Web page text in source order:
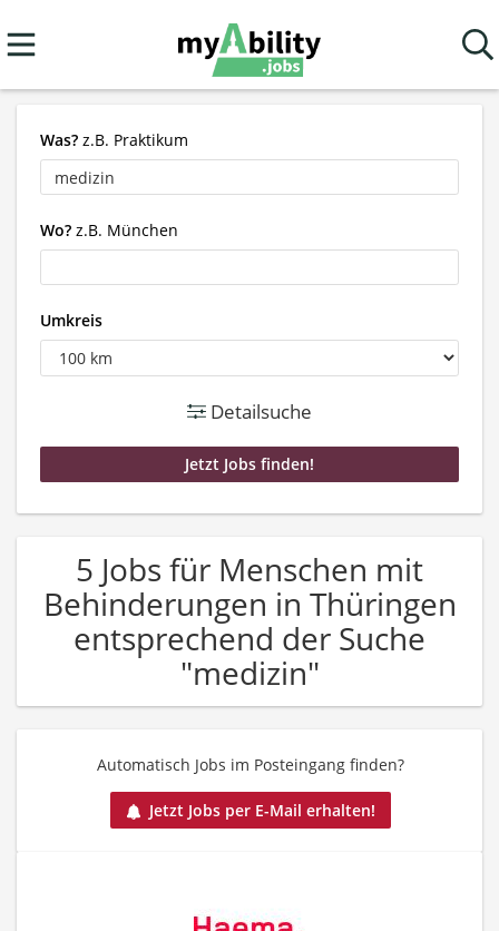
Was? z.B. Praktikum
Wo? z.B. München
Umkreis
Detailsuche
5 Jobs für Menschen mit
Behinderungen in Thüringen
entsprechend der Suche
"medizin"
Automatisch Jobs im Posteingang finden?
Jetzt Jobs per E-Mail erhalten!